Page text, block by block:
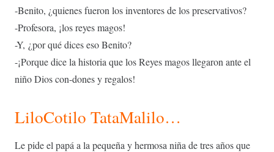
-Benito, ¿quienes fueron los inventores de los preservativos?
-Profesora, ¡los reyes magos!
-Y, ¿por qué dices eso Benito?
-¡Porque dice la historia que los Reyes magos llegaron ante el
niño Dios con-dones y regalos!
LiloCotilo TataMalilo…
Le pide el papá a la pequeña y hermosa niña de tres años que